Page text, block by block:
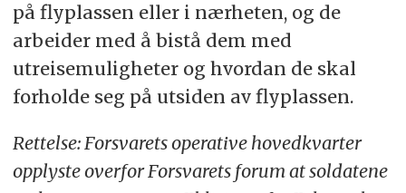
på flyplassen eller i nærheten, og de
arbeider med å bistå dem med
utreisemuligheter og hvordan de skal
forholde seg på utsiden av flyplassen.
Rettelse: Forsvarets operative hovedkvarter
opplyste overfor Forsvarets forum at soldatene